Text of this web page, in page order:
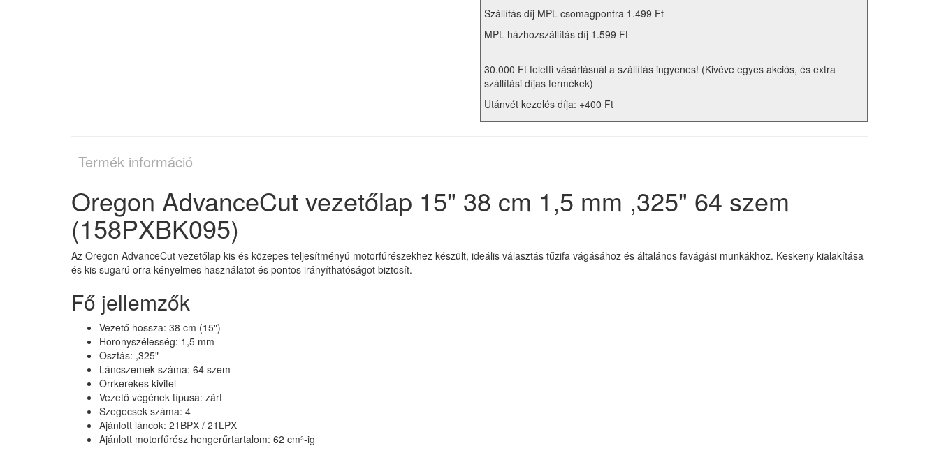
Szállítás díj MPL csomagpontra 1.499 Ft
MPL házhozszállítás díj 1.599 Ft
30.000 Ft feletti vásárlásnál a szállítás ingyenes! (Kivéve egyes akciós, és extra
szállítási díjas termékek)
Utánvét kezelés díja: +400 Ft
Termék információ
Oregon AdvanceCut vezetőlap 15" 38 cm 1,5 mm ,325" 64 szem
(158PXBK095)
Az Oregon AdvanceCut vezetőlap kis és közepes teljesítményű motorfűrészekhez készült, ideális választás tűzifa vágásához és általános favágási munkákhoz. Keskeny kialakítása
és kis sugarú orra kényelmes használatot és pontos irányíthatóságot biztosít.
Fő jellemzők
Vezető hossza: 38 cm (15")
Horonyszélesség: 1,5 mm
Osztás: ,325"
Láncszemek száma: 64 szem
Orrkerekes kivitel
Vezető végének típusa: zárt
Szegecsek száma: 4
Ajánlott láncok: 21BPX / 21LPX
Ajánlott motorfűrész hengerűrtartalom: 62 cm³-ig